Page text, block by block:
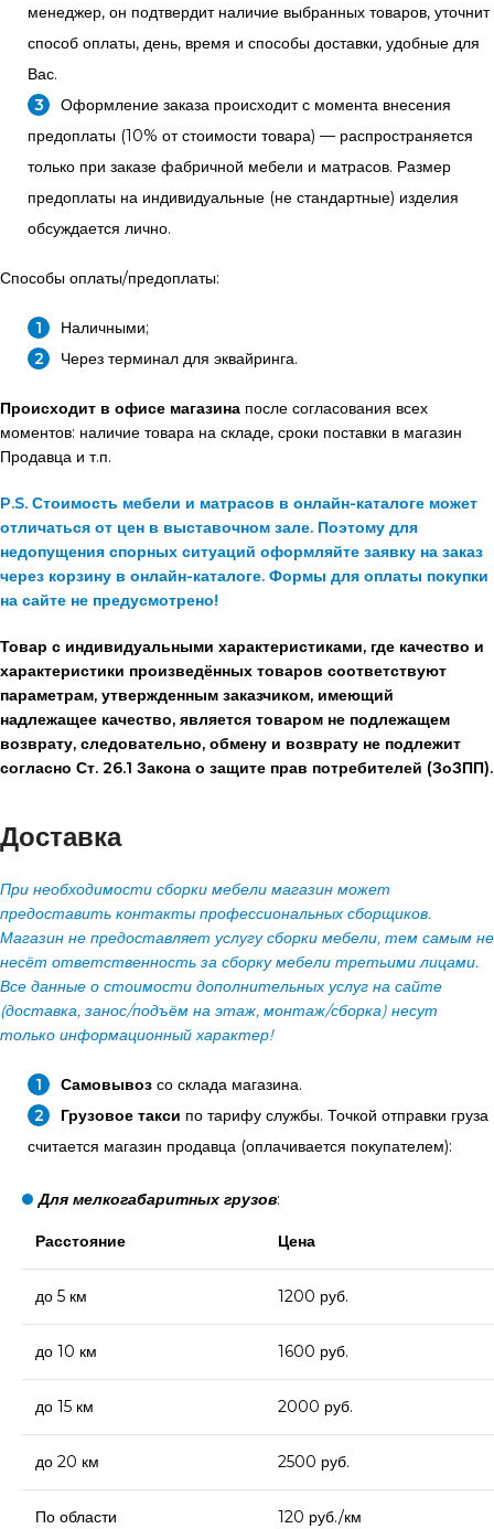
менеджер, он подтвердит наличие выбранных товаров, уточнит
способ оплаты, день, время и способы доставки, удобные для
Вас.
Оформление заказа происходит с момента внесения
предоплаты (10% от стоимости товара) — распространяется
только при заказе фабричной мебели и матрасов. Размер
предоплаты на индивидуальные (не стандартные) изделия
обсуждается лично.
Способы оплаты/предоплаты:
Наличными;
Через терминал для эквайринга.
Происходит в офисе магазина после согласования всех
моментов: наличие товара на складе, сроки поставки в магазин
Продавца и т.п.
P.S. Стоимость мебели и матрасов в онлайн-каталоге может
отличаться от цен в выставочном зале. Поэтому для
недопущения спорных ситуаций оформляйте заявку на заказ
через корзину в онлайн-каталоге. Формы для оплаты покупки
на сайте не предусмотрено!
Товар с индивидуальными характеристиками, где качество и
характеристики произведённых товаров соответствуют
параметрам, утвержденным заказчиком, имеющий
надлежащее качество, является товаром не подлежащем
возврату, следовательно, обмену и возврату не подлежит
согласно Ст. 26.1 Закона о защите прав потребителей (ЗоЗПП).
Доставка
При необходимости сборки мебели магазин может
предоставить контакты профессиональных сборщиков.
Магазин не предоставляет услугу сборки мебели, тем самым не
несёт ответственность за сборку мебели третьими лицами.
Все данные о стоимости дополнительных услуг на сайте
(доставка, занос/подъём на этаж, монтаж/сборка) несут
только информационный характер!
Самовывоз со склада магазина.
Грузовое такси по тарифу службы. Точкой отправки груза
считается магазин продавца (оплачивается покупателем):
Для мелкогабаритных грузов:
Расстояние Цена
до 5 км 1200 руб.
до 10 км 1600 руб.
до 15 км 2000 руб.
до 20 км 2500 руб.
По области 120 руб./км